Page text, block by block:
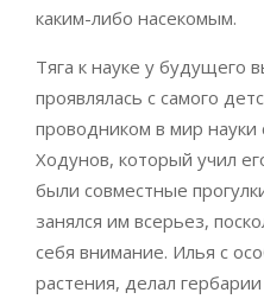
каким-либо насекомым.
Тяга к науке у будущего
проявлялась с самого
проводником в мир науки
Ходунов, который учил
были совместные
занялся им всерьез,
себя внимание. Илья с
растения, делал